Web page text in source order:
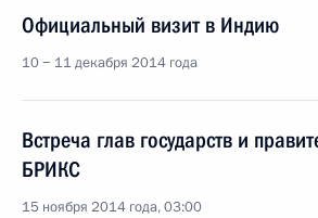
Официальный визит в Индию
10 − 11 декабря 2014 года
Встреча глав государств и
БРИКС
15 ноября 2014 года, 03:00